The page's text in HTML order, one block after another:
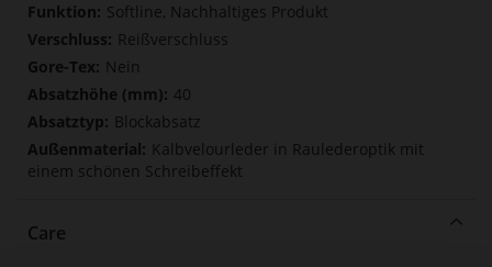
Softline, Nachhaltiges Produkt
Reißverschluss
Nein
40
Blockabsatz
Kalbvelourleder in Raulederoptik mit
einem schönen Schreibeffekt
Care